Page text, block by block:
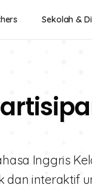
Sekolah &
Inggris
dan interaktif